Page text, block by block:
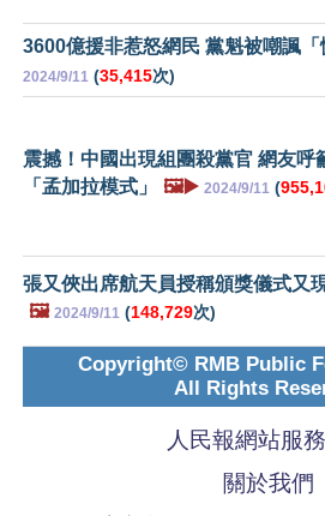
3600億援非惹怒網民 黨魁被嘲諷「
2024/9/11 (35,415次)
震撼！中國出現組團殺黨官 網友呼
「孟加拉模式」
🖼️▶️ 2024/9/11 (
張又俠出席航天員授稱頒獎儀式又
🖼️ 2024/9/11 (148,729次)
Copyright© RMB Public
All Rights
人民報網站服
關於我們